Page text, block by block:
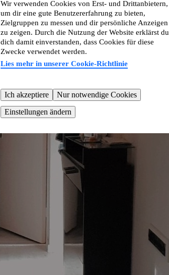
Wir verwenden Cookies von Erst- und Drittanbietern,
um dir eine gute Benutzererfahrung zu bieten,
Zielgruppen zu messen und dir persönliche Anzeigen
zu zeigen. Durch die Nutzung der Website erklärst du
dich damit einverstanden, dass Cookies für diese
Zwecke verwendet werden.
Lies mehr in unserer Cookie-Richtlinie
Ich akzeptiere
Nur notwendige Cookies
Einstellungen ändern